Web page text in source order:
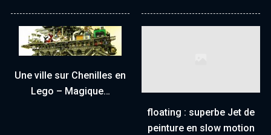
Une ville sur Chenilles en
Lego – Magique…
floating : superbe Jet de
peinture en slow motion